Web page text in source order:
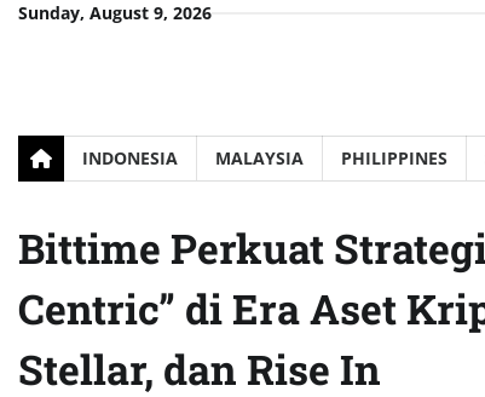
SkipSunday, August 9, 2026
INDONESIA MALAYSIA PHILIPPINES
Bittime Perkuat
Centric” di Era Aset
Stellar, dan Rise In